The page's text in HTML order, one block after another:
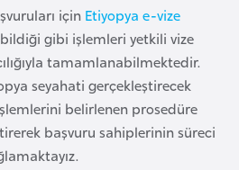
için Etiyopya e-vize
gibi işlemleri yetkili vize
tamamlanabilmektedir.
seyahati gerçekleştirecek
belirlenen prosedüre
başvuru sahiplerinin süreci